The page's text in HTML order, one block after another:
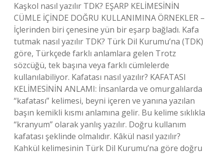
Kaşkol nasıl yazılır TDK? EŞARP KELİMESİNİN
CÜMLE İÇİNDE DOĞRU KULLANIMINA ÖRNEKLER –
İçlerinden biri çenesine yün bir eşarp bağladı. Kafa
tutmak nasıl yazılır TDK? Türk Dil Kurumu’na (TDK)
göre, Türkçede farklı anlamlara gelen Trotz
sözcüğü, tek başına veya farklı cümlelerde
kullanılabiliyor. Kafatası nasıl yazılır? KAFATASI
KELİMESİNİN ANLAMI: İnsanlarda ve omurgalılarda
“kafatası” kelimesi, beyni içeren ve yanına yazılan
başın kemikli kısmı anlamına gelir. Bu kelime sıklıkla
“kranyum” olarak yanlış yazılır. Doğru kullanım
kafatası şeklinde olmalıdır. Kâkül nasıl yazılır?
Kahkül kelimesinin Türk Dil Kurumu’na göre doğru